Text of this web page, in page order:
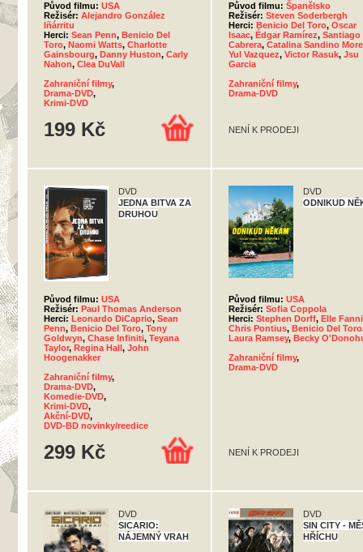
Původ filmu: USA
Režisér: Alejandro González
Iñárritu
Herci: Sean Penn, Benicio Del
Toro, Naomi Watts, Charlotte
Gainsbourg, Danny Huston, Carly
Nahon, Clea DuVall
Zahraniční filmy,
Drama-DVD,
Krimi-DVD
199 Kč
Původ filmu: Španělsko
Režisér: Steven Soderbergh
Herci: Benicio Del Toro, Oscar
Isaac, Édgar Ramírez, Santiago
Cabrera, Catalina Sandino
Yul Vazquez, Victor Rasuk, Jsu
Garcia
Zahraniční filmy,
Drama-DVD
NENÍ K PRODEJI
DVD
JEDNA BITVA ZA
DRUHOU
Původ filmu: USA
Režisér: Paul Thomas Anderson
Herci: Leonardo DiCaprio, Sean
Penn, Benicio Del Toro, Tony
Goldwyn, Chase Infiniti, Teyana
Taylor, Regina Hall, John
Hoogenakker
Zahraniční filmy,
Drama-DVD,
Komedie-DVD,
Krimi-DVD,
Akční-DVD,
DVD-BD novinky/reedice
299 Kč
DVD
ODNIKUD
Původ filmu: USA
Režisér: Sofia Coppola
Herci: Stephen Dorff, Elle
Chris Pontius, Benicio Del Toro
Laura Ramsey, Becky
Zahraniční filmy,
Drama-DVD
NENÍ K PRODEJI
DVD
SICARIO:
NÁJEMNÝ VRAH
DVD
SIN CITY -
HŘÍCHU